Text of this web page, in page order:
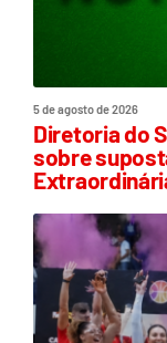
5 de agosto de 2026
Diretoria do
sobre